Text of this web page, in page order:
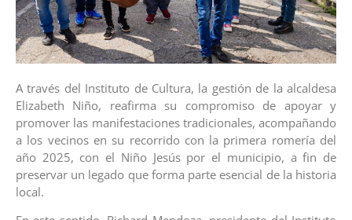
A través del Instituto de Cultura, la gestión de la alcaldesa
Elizabeth Niño, reafirma su compromiso de apoyar y
promover las manifestaciones tradicionales, acompañando
a los vecinos en su recorrido con la primera romería del
año 2025, con el Niño Jesús por el municipio, a fin de
preservar un legado que forma parte esencial de la historia
local.